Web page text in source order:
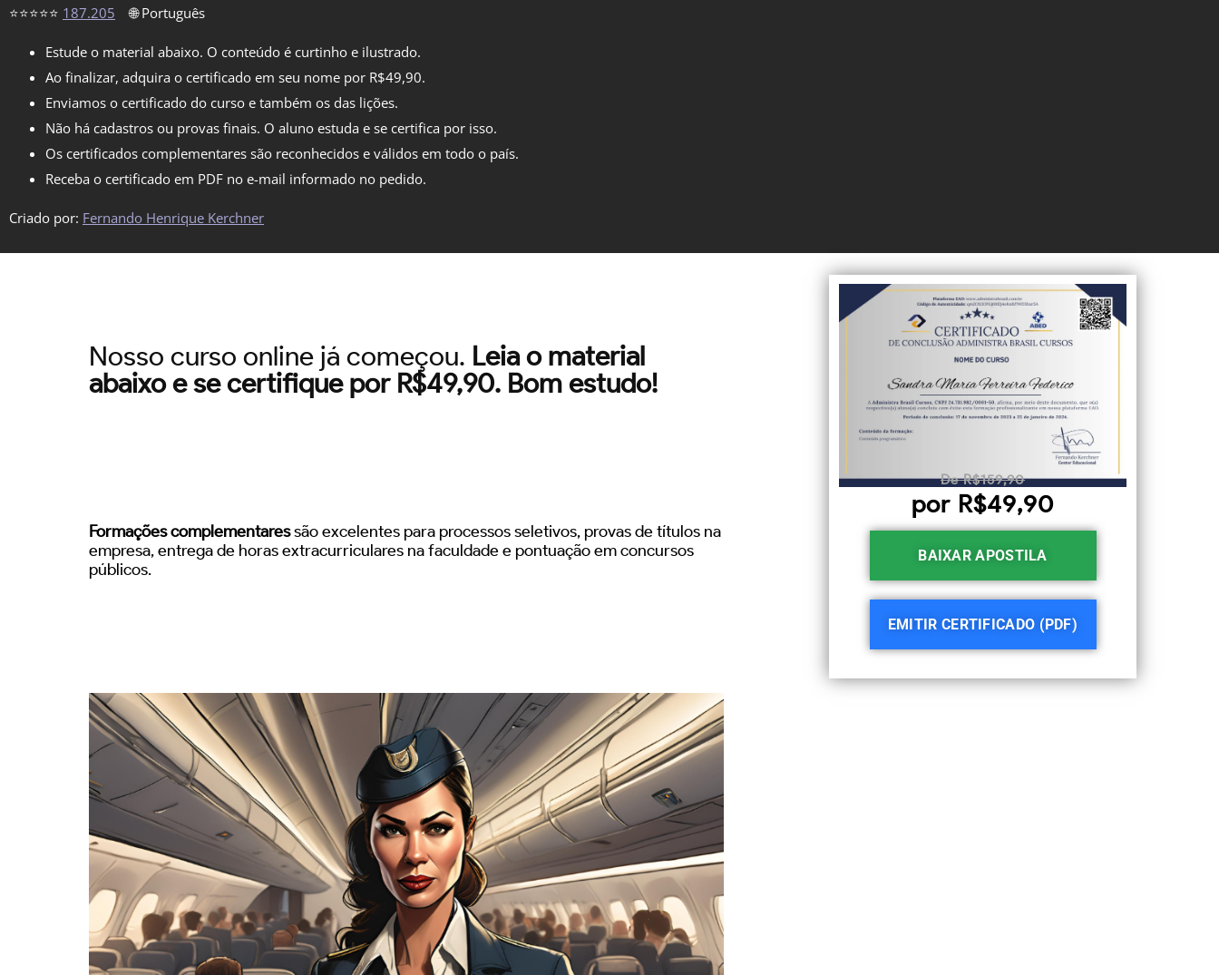
⭐⭐⭐⭐⭐ 187.205 🌐 Português
Estude o material abaixo. O conteúdo é curtinho e ilustrado.
Ao finalizar, adquira o certificado em seu nome por R$49,90.
Enviamos o certificado do curso e também os das lições.
Não há cadastros ou provas finais. O aluno estuda e se certifica por isso.
Os certificados complementares são reconhecidos e válidos em todo o país.
Receba o certificado em PDF no e-mail informado no pedido.
Criado por: Fernando Henrique Kerchner
Nosso curso online já começou. Leia o material
abaixo e se certifique por R$49,90. Bom estudo!
Formações complementaressão excelentes para processos seletivos, provas de títulos na
empresa, entrega de horas extracurriculares na faculdade e pontuação em concursos
públicos.
De R$159,90
por R$49,90
BAIXAR APOSTILA
EMITIR CERTIFICADO (PDF)